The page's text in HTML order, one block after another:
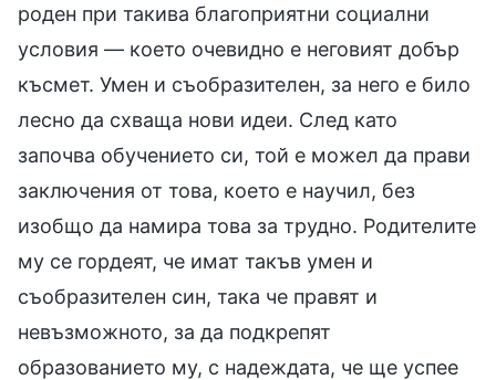
роден при такива благоприятни социални
условия — което очевидно е неговият добър
късмет. Умен и съобразителен, за него е било
лесно да схваща нови идеи. След като
започва обучението си, той е можел да прави
заключения от това, което е научил, без
изобщо да намира това за трудно. Родителите
му се гордеят, че имат такъв умен и
съобразителен син, така че правят и
невъзможното, за да подкрепят
образованието му, с надеждата, че ще успее